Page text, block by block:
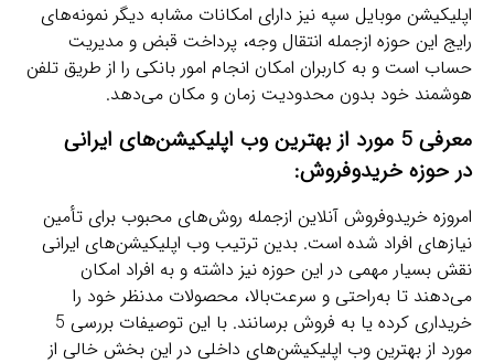
اپلیکیشن موبایل سپه نیز دارای امکانات مشابه دیگر نمونه‌های
رایج این حوزه ازجمله انتقال وجه، پرداخت قبض و مدیریت
حساب است و به کاربران امکان انجام امور بانکی را از طریق تلفن
هوشمند خود بدون محدودیت زمان و مکان می‌دهد.
معرفی 5 مورد از
بهترین وب اپلیکیشن‌های ایرانی
در حوزه خریدوفروش:
امروزه خریدوفروش آنلاین ازجمله روش‌های محبوب برای تأمین
نیازهای افراد شده است. بدین ترتیب وب اپلیکیشن‌های ایرانی
نقش بسیار مهمی در این حوزه نیز داشته و به افراد امکان
می‌دهند تا به‌راحتی و سرعت‌بالا، محصولات مدنظر خود را
خریداری کرده یا به فروش برسانند. با این توصیفات بررسی 5
مورد از بهترین وب اپلیکیشن‌های داخلی در این بخش خالی از